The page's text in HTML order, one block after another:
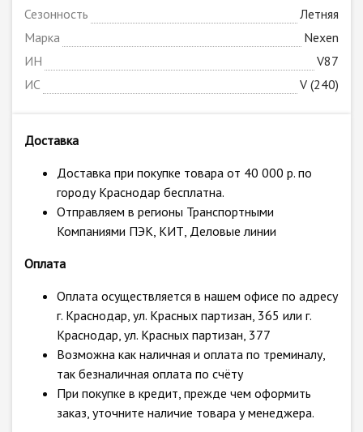
Сезонность
Летняя
Марка
Nexen
ИН
V87
ИС
V (240)
Доставка
Доставка при покупке товара от 40 000 р. по
городу Краснодар бесплатна.
Отправляем в регионы Транспортными
Компаниями ПЭК, КИТ, Деловые линии
Оплата
Оплата осуществляется в нашем офисе по адресу
г. Краснодар, ул. Красных партизан, 365 или г.
Краснодар, ул. Красных партизан, 377
Возможна как наличная и оплата по треминалу,
так безналичная оплата по счёту
При покупке в кредит, прежде чем оформить
заказ, уточните наличие товара у менеджера.